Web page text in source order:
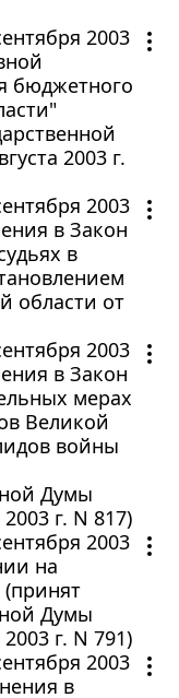
2003
бюджетного
2003 г.
2003
в Закон
в
области от
2003
в Закон
мерах
Великой
войны
Думы
г. N 817)
2003
на
Думы
г. N 791)
2003
в